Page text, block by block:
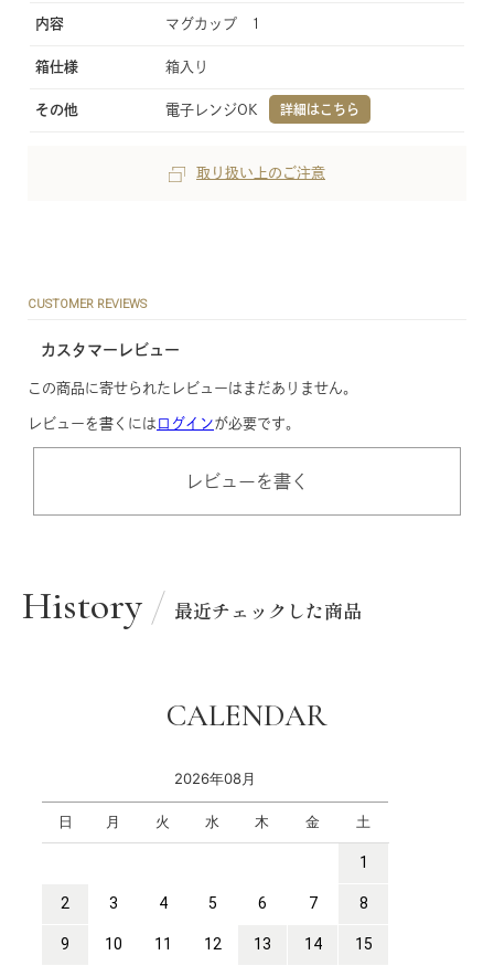
内容 マグカップ 1
箱仕様 箱入り
その他 電子レンジOK 詳細はこちら
取り扱い上のご注意
CUSTOMER REVIEWS
カスタマーレビュー
この商品に寄せられたレビューはまだありません。
レビューを書くには ログインが必要です。
レビューを書く
History 最近チェックした商品
CALENDAR